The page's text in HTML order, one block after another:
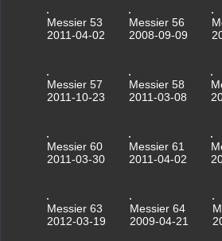
Messier 53
2011-04-02
Messier 56
2008-09-09
Messier 57
2011-10-23
Messier 58
2011-03-08
Messier 60
2011-03-30
Messier 61
2011-04-02
Messier 63
2012-03-19
Messier 64
2009-04-21